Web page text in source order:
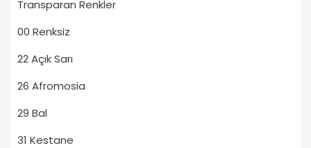
Transparan Renkler
00 Renksiz
22 Açık Sarı
26 Afromosia
29 Bal
31 Kestane